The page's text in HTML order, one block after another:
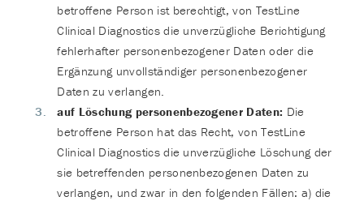
betroffene Person ist berechtigt, von TestLine
Clinical Diagnostics die unverzügliche Berichtigung
fehlerhafter personenbezogener Daten oder die
Ergänzung unvollständiger personenbezogener
Daten zu verlangen.
auf Löschung personenbezogener Daten: Die
betroffene Person hat das Recht, von TestLine
Clinical Diagnostics die unverzügliche Löschung der
sie betreffenden personenbezogenen Daten zu
verlangen, und zwar in den folgenden Fällen: a) die